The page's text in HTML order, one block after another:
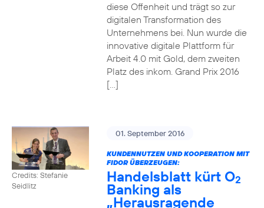
diese Offenheit und trägt so zur
digitalen Transformation des
Unternehmens bei. Nun wurde die
innovative digitale Plattform für
Arbeit 4.0 mit Gold, dem zweiten
Platz des inkom. Grand Prix 2016
[…]
Credits: Stefanie
Seidlitz
01. September 2016
KUNDENNUTZEN UND KOOPERATION MIT
FIDOR ÜBERZEUGEN:
Handelsblatt kürt O2
Banking als
„Herausragende